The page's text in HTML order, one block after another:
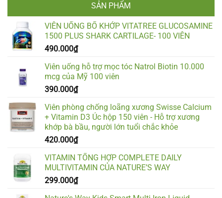
SẢN PHẨM
VIÊN UỐNG BỔ KHỚP VITATREE GLUCOSAMINE
1500 PLUS SHARK CARTILAGE- 100 VIÊN
490.000₫
Viên uống hỗ trợ mọc tóc Natrol Biotin 10.000
mcg của Mỹ 100 viên
390.000₫
Viên phòng chống loãng xương Swisse Calcium
+ Vitamin D3 Úc hộp 150 viên - Hỗ trợ xương
khớp bà bầu, người lớn tuổi chắc khỏe
420.000₫
VITAMIN TỔNG HỢP COMPLETE DAILY
MULTIVITAMIN CỦA NATURE’S WAY
299.000₫